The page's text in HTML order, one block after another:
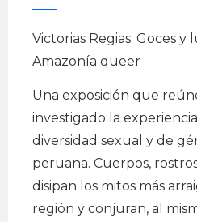
Victorias Regias. Goces y
Amazonía queer
Una exposición que
investigado la
diversidad sexual y de
peruana. Cuerpos,
disipan los mitos más
región y conjuran, al